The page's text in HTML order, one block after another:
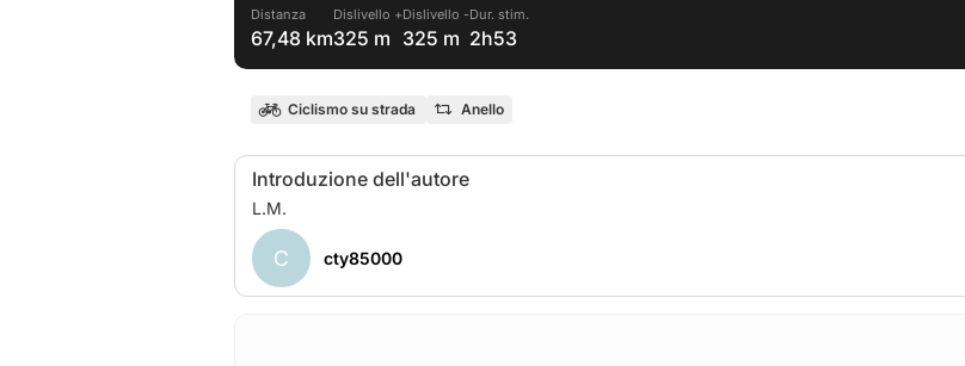
Distanza
67,48 km
Dislivello +
325 m
Dislivello -
325 m
Dur. stim.
2h53
Ciclismo su strada Anello
Introduzione dell'autore
C cty85000